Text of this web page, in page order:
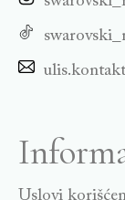
Uslovi